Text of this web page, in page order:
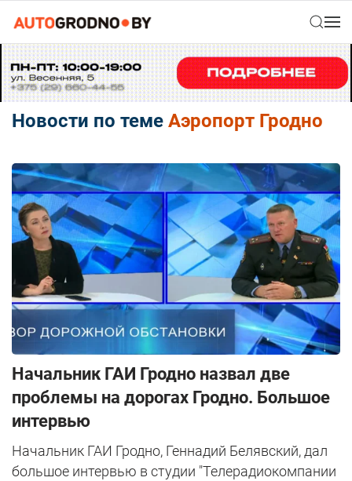
Новости по теме Аэропорт Гродно
Начальник ГАИ Гродно назвал две
проблемы на дорогах Гродно. Большое
интервью
Начальник ГАИ Гродно, Геннадий Белявский, дал
большое интервью в студии "Телерадиокомпании